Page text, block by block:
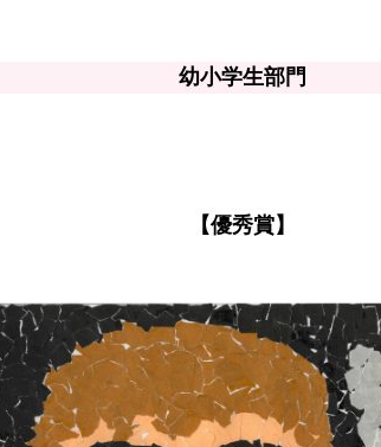
幼小学生部門
【優秀賞】